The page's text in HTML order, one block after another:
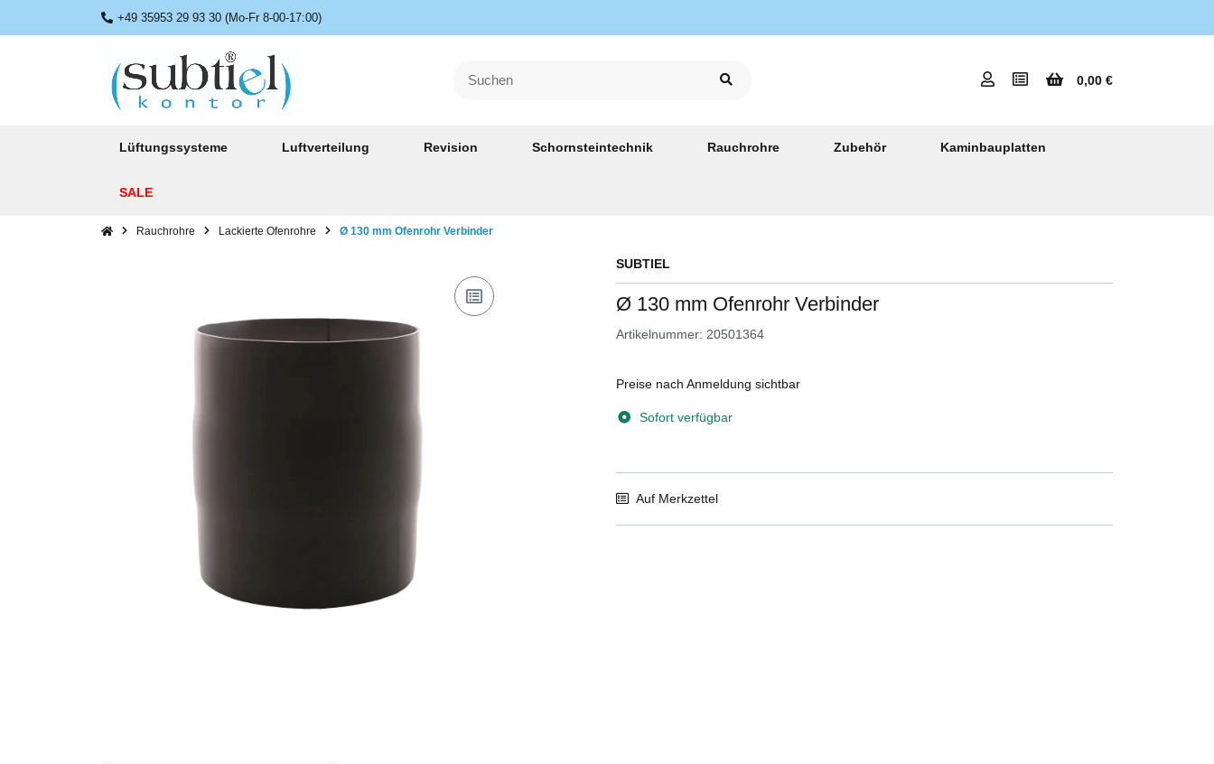
+49 35953 29 93 30 (Mo-Fr 8-00-17:00)
0,00 €
Lüftungssysteme Luftverteilung Revision Schornsteintechnik Rauchrohre Zubehör Kaminbauplatten
SALE
Rauchrohre Lackierte Ofenrohre Ø 130 mm Ofenrohr Verbinder
SUBTIEL
Ø 130 mm Ofenrohr Verbinder
Artikelnummer: 20501364
Preise nach Anmeldung sichtbar
Sofort verfügbar
Auf Merkzettel